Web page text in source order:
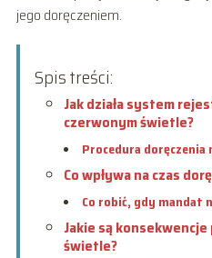
jego doręczeniem.
Spis treści:
Jak działa system
czerwonym świetle?
Procedura doręczenia
Co wpływa na czas
Co robić, gdy mandat
Jakie są
świetle?